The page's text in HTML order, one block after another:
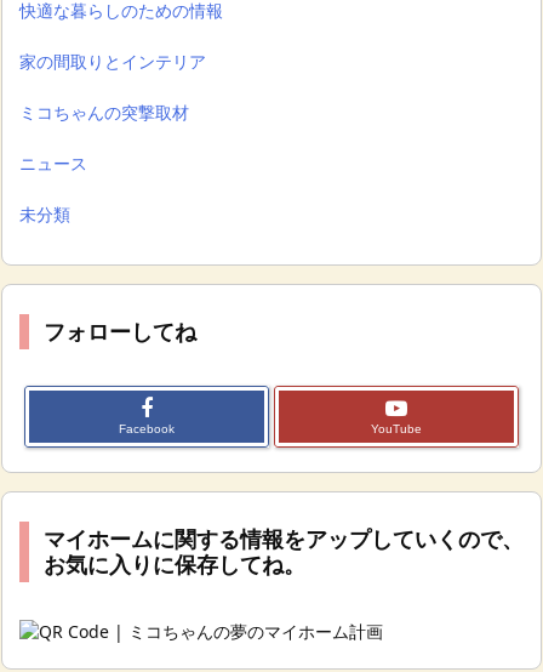
快適な暮らしのための情報
家の間取りとインテリア
ミコちゃんの突撃取材
ニュース
未分類
フォローしてね
Facebook YouTube
マイホームに関する情報をアップしていくので、
お気に入りに保存してね。